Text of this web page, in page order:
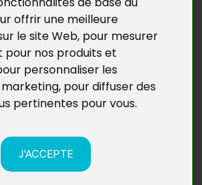
offrir une meilleure
le site Web, pour mesurer
nos produits et
personnaliser les
, pour diffuser des
pertinentes pour vous.
J'ACCEPTE